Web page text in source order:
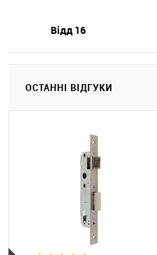
Відд 16
ОСТАННІ ВІДГУКИ